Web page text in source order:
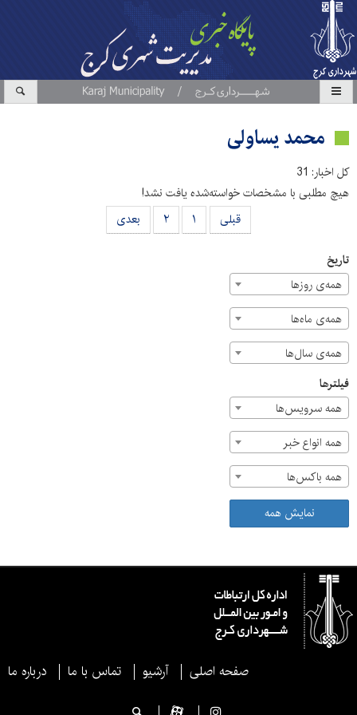
محمد یساولی
کل اخبار: 31
هیچ مطلبی با مشخصات خواسته‌شده یافت نشد!
قبلی
۱ ۲ بعدی
تاریخ
همه‌ی روزها
همه‌ی ماه‌ها
همه‌ی سال‌ها
فیلترها
همه سرویس‌ها
همه انواع خبر
همه باکس‌ها
نمایش همه
صفحه اصلی آرشیو تماس با ما درباره ما